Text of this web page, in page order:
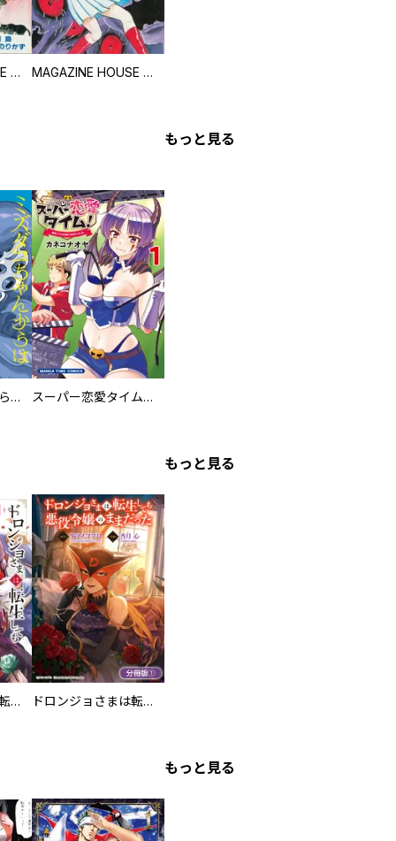
MAGAZINE HOUSE 怪談シリーズ MAGAZINE HOUSE 怪談シリーズ
もっと見る
ミズダコちゃんからは逃げられない！ スーパー恋愛タイム！～現場でドＳな彼女は自宅でデレる～
もっと見る
ドロンジョさまは転生しても悪役令嬢のままだった ドロンジョさまは転生しても悪役令嬢のままだった【分冊版】
もっと見る